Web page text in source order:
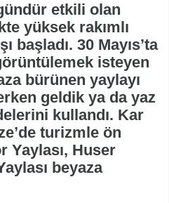
etkili olan
yüksek rakımlı
başladı. 30 Mayıs’ta
isteyen
bürünen yaylayı
geldik ya da yaz
kullandı. Kar
turizmle ön
Yaylası, Huser
beyaza